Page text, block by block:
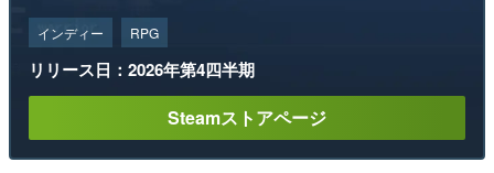
インディー RPG
リリース日：2026年第4四半期
Steamストアページ